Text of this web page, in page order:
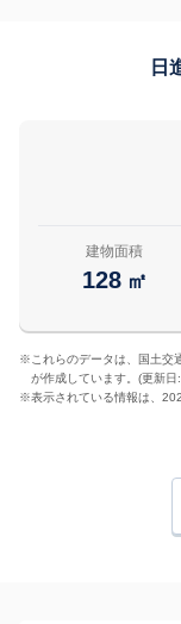
日
建物面積
128 ㎡
※ これらのデータは、国土交
が作成しています。(更新
※表示されている情報は、